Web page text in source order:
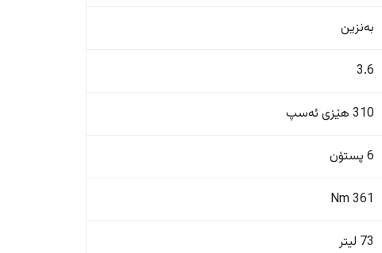
بەنزین
3.6
310 هێزی ئەسپ
6 پستۆن
361 Nm
73 لیتر